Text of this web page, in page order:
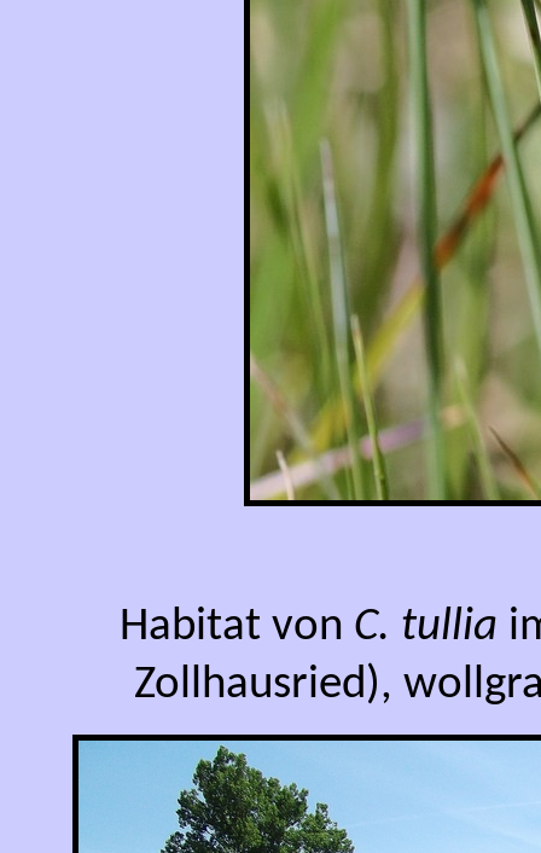
Habitat von C. tullia
Zollhausried),